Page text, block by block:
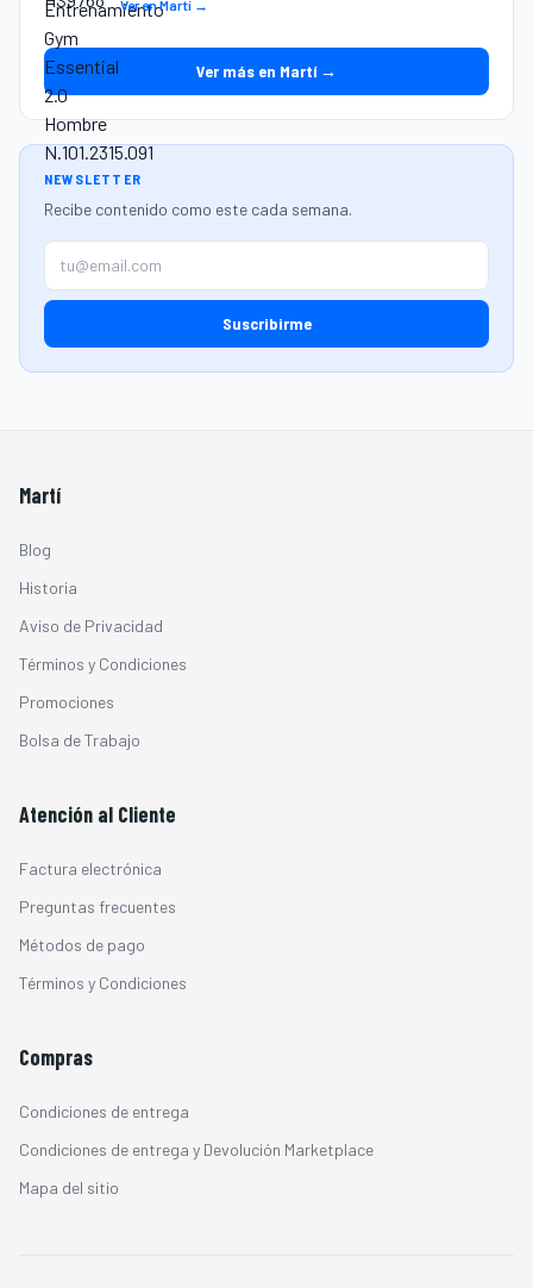
Ver en Martí →
Ver más en Martí →
NEWSLETTER
Recibe contenido como este cada semana.
Suscribirme
Martí
Blog
Historia
Aviso de Privacidad
Términos y Condiciones
Promociones
Bolsa de Trabajo
Atención al Cliente
Factura electrónica
Preguntas frecuentes
Métodos de pago
Términos y Condiciones
Compras
Condiciones de entrega
Condiciones de entrega y Devolución Marketplace
Mapa del sitio